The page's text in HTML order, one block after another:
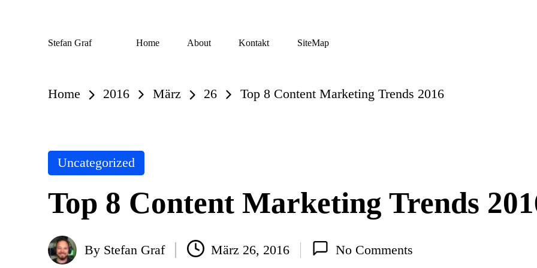
Stefan Graf Home About Kontakt SiteMap
Home 2016 März 26 Top 8 Content Marketing Trends 2016
Posted
in
Uncategorized
Top 8 Content Marketing Trends
Posted
By Stefan Graf März 26, 2016 No Comments